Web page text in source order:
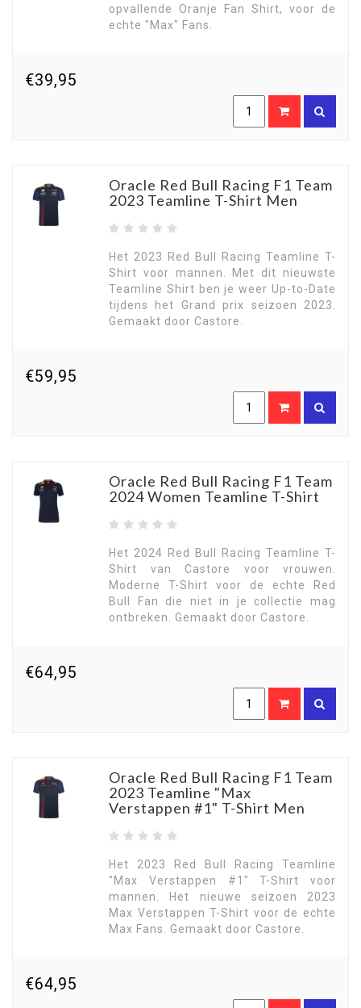
opvallende Oranje Fan Shirt, voor de
echte "Max" Fans.
€39,95
Oracle Red Bull Racing F1 Team
2023 Teamline T-Shirt Men
Het 2023 Red Bull Racing Teamline T-
Shirt voor mannen. Met dit nieuwste
Teamline Shirt ben je weer Up-to-Date
tijdens het Grand prix seizoen 2023.
Gemaakt door Castore.
€59,95
Oracle Red Bull Racing F1 Team
2024 Women Teamline T-Shirt
Het 2024 Red Bull Racing Teamline T-
Shirt van Castore voor vrouwen.
Moderne T-Shirt voor de echte Red
Bull Fan die niet in je collectie mag
ontbreken. Gemaakt door Castore.
€64,95
Oracle Red Bull Racing F1 Team
2023 Teamline "Max
Verstappen #1" T-Shirt Men
Het 2023 Red Bull Racing Teamline
"Max Verstappen #1" T-Shirt voor
mannen. Het nieuwe seizoen 2023
Max Verstappen T-Shirt voor de echte
Max Fans. Gemaakt door Castore.
€64,95